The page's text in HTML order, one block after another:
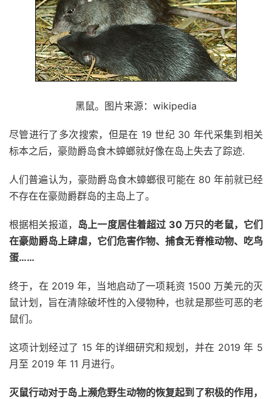
黑鼠。图片来源：wikipedia
尽管进行了多次搜索，但是在 19 世纪 30 年代采集到相关
标本之后，豪勋爵岛食木蟑螂就好像在岛上失去了踪迹.
人们普遍认为，豪勋爵岛食木蟑螂很可能在 80 年前就已经
不存在在豪勋爵群岛的主岛上了。
根据相关报道， 岛上一度居住着超过 30 万只的老鼠，它们
在豪勋爵岛上肆虐，它们危害作物、捕食无脊椎动物、吃鸟
蛋……
终于，在 2019 年，当地启动了一项耗资 1500 万美元的灭
鼠计划，旨在清除破坏性的入侵物种，也就是那些可恶的老
鼠们。
这项计划经过了 15 年的详细研究和规划，并在 2019 年 5
月至 2019 年 11 月进行。
灭鼠行动对于岛上濒危野生动物的恢复起到了积极的作用，